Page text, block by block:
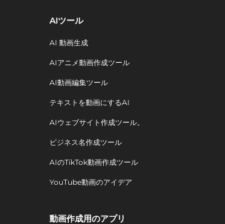
AIツール
AI 動画生成
AIアニメ動画作成ツール
AI動画編集ツール
テキストを動画にするAI
AIウェブサイト作成ツール。
ビジネス名作成ツール
AIのTikTok動画作成ツール
YouTube動画のアイデア
動画作成用のアプリ